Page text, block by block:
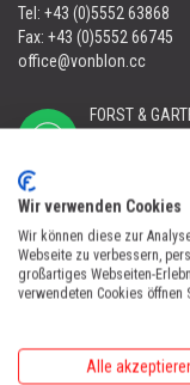
Tel: +43 (0)5552 63868
Fax: +43 (0)5552 66745
office@vonblon.cc
FORST &
AUTOMOWER
Automower
Tel:+43 (0)5552 31607
Maria-Theresien-Straße
Harry Zudrell
Wir verwenden Cookies
Wir können diese zur
Webseite zu verbessern,
großartiges Webseiten-
verwendeten Cookies öffnen
Alle